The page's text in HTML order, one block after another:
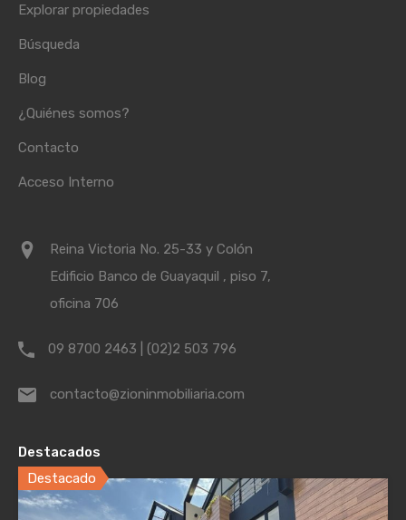
Explorar propiedades
Búsqueda
Blog
¿Quiénes somos?
Contacto
Acceso Interno
Reina Victoria No. 25-33 y Colón
Edificio Banco de Guayaquil , piso 7,
oficina 706
09 8700 2463 | (02)2 503 796
contacto@zioninmobiliaria.com
Destacados
Destacado